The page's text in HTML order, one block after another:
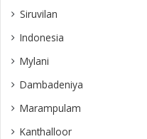
Siruvilan
Indonesia
Mylani
Dambadeniya
Marampulam
Kanthalloor